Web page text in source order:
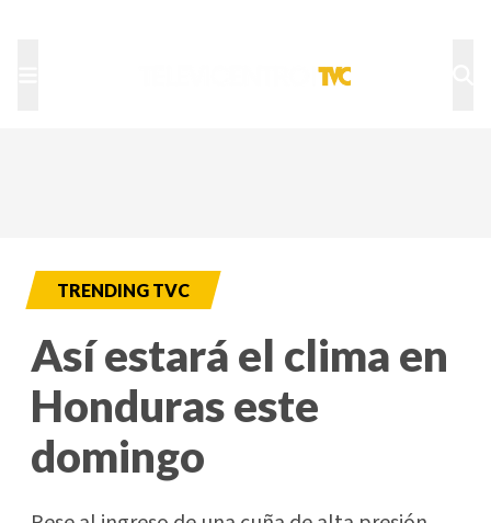
TRENDING TVC
Así estará el clima en
Honduras este
domingo